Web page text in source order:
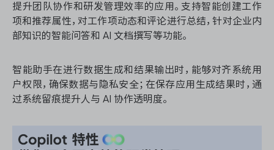
提升团队协作和研发管理效率的应用。支持智能创建工作
项和推荐属性，对工作项动态和评论进行总结，针对企业内
部知识的智能问答和 AI 文档撰写等功能。
智能助手在进行数据生成和结果输出时，能够对齐系统用
户权限，确保数据与隐私安全；在保存应用生成结果时，通
过系统留痕提升人与 AI 协作透明度。